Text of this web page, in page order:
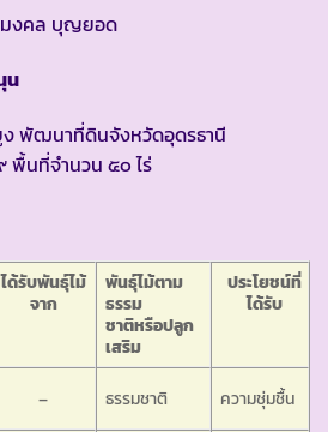
มงคล บุญยอด
น
ง พัฒนาที่ดินจังหวัดอุดรธานี
พื้นที่จำนวน ๕๐ ไร่
ได้รับพันธุ์ไม้
จาก
พันธุ์ไม้ตาม
ธรรม
ชาติหรือปลูก
เสริม
ประโยชน์ที่
ได้รับ
– ธรรมชาติ
ความชุ่มชื้น